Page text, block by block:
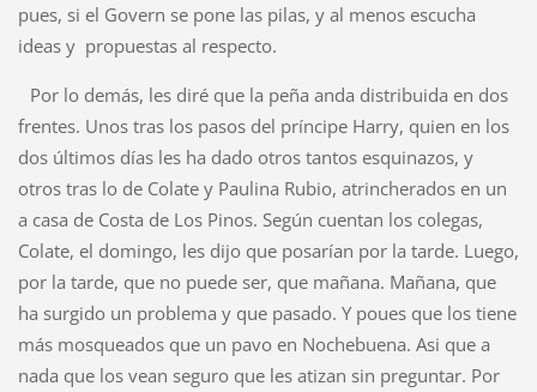
pues, si el Govern se pone las pilas, y al menos escucha
ideas y propuestas al respecto.
Por lo demás, les diré que la peña anda distribuida en dos
frentes. Unos tras los pasos del príncipe Harry, quien en los
dos últimos días les ha dado otros tantos esquinazos, y
otros tras lo de Colate y Paulina Rubio, atrincherados en un
a casa de Costa de Los Pinos. Según cuentan los colegas,
Colate, el domingo, les dijo que posarían por la tarde. Luego,
por la tarde, que no puede ser, que mañana. Mañana, que
ha surgido un problema y que pasado. Y poues que los tiene
más mosqueados que un pavo en Nochebuena. Asi que a
nada que los vean seguro que les atizan sin preguntar. Por